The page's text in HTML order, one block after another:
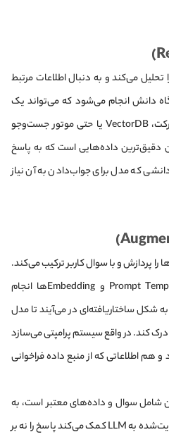
می‌کند و به دنبال اطلاعات مرتبط
دانش انجام می‌شود که می‌تواند یک
پایگاه‌داده معمولی، ابزار داخلی شرکت، VectorDB یا حتی موتور جست‌وجو
دقیق‌ترین داده‌هایی است که به پاسخ
که مدل برای جواب‌دادن به آن نیاز
پردازش و با سوال کاربر ترکیب می‌کند.
این ترکیب با استفاده از یک Prompt Template و Embeddingها انجام
شکل ساختاریافته‌ای در می‌آیند تا مدل
درک کند. در واقع سیستم پرامپتی می‌سازد
هم اطلاعاتی که از منبع داده فراخوانی
شامل سوال و داده‌های معتبر است، به
LLM ارسال می‌شود. این ورودی تقویت‌شده به LLM کمک می‌کند پاسخ را نه بر